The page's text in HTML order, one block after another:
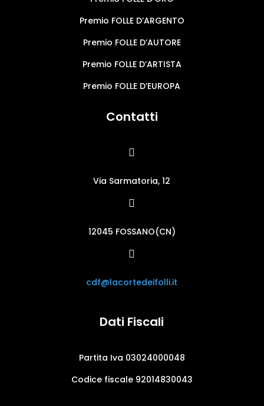
Premio FOLLE D’ARGENTO
Premio FOLLE D’AUTORE
Premio FOLLE D’ARTISTA
Premio FOLLE D’EUROPA
Contatti

Via Sarmatoria, 12

12045 FOSSANO(CN)

cdf@lacortedeifolli.it
Dati Fiscali
Partita Iva 03024000048
Codice fiscale 92014830043